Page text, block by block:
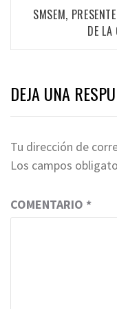
SMSEM,
DE LA
DEJA UNA
Tu dirección de
Los campos
COMENTARIO *